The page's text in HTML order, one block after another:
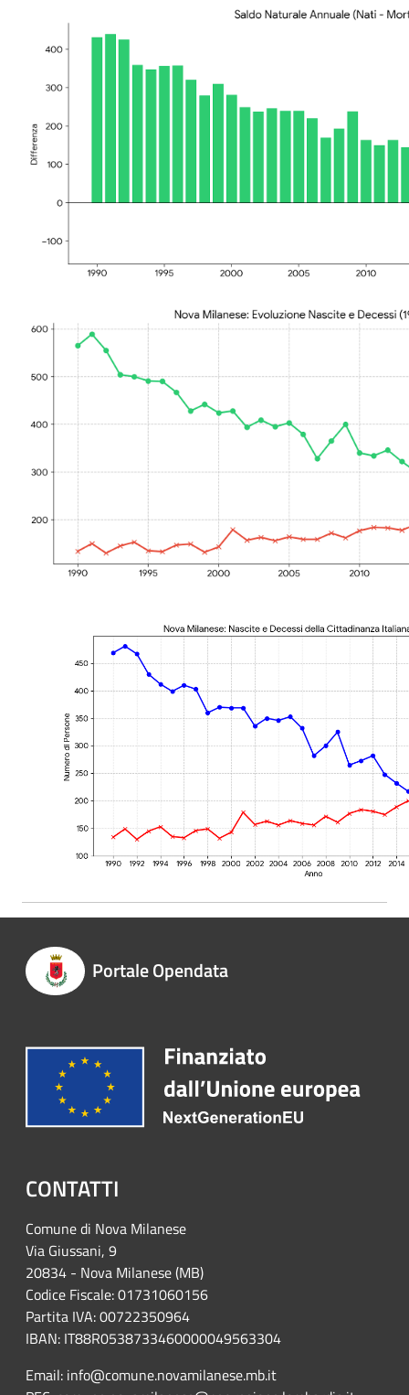
Portale Opendata
CONTATTI
Comune di Nova Milanese
Via Giussani, 9
20834 - Nova Milanese (MB)
Codice Fiscale: 01731060156
Partita IVA: 00722350964
IBAN: IT88R0538733460000049563304
Email: info@comune.novamilanese.mb.it